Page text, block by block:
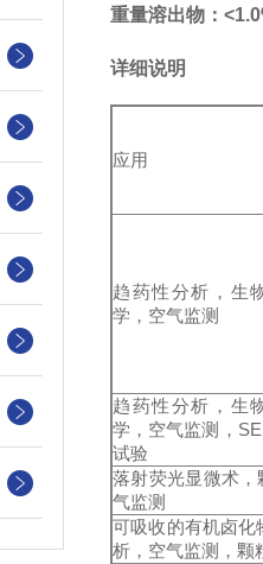
重量溶出物：
详细说明
应用
趋药性分析，生
学，空气监测
趋药性分析，生
学，空气监测，
试验
落射荧光显微术，
气监测
可吸收的有机卤化
析，空气监测，颗